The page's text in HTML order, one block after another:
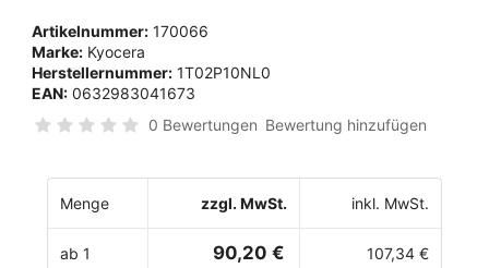
Artikelnummer: 170066
Marke: Kyocera
Herstellernummer: 1T02P10NL0
EAN: 0632983041673
0 Bewertungen Bewertung hinzufügen
Menge zzgl. MwSt. inkl. MwSt.
ab 1 90,20 € 107,34 €